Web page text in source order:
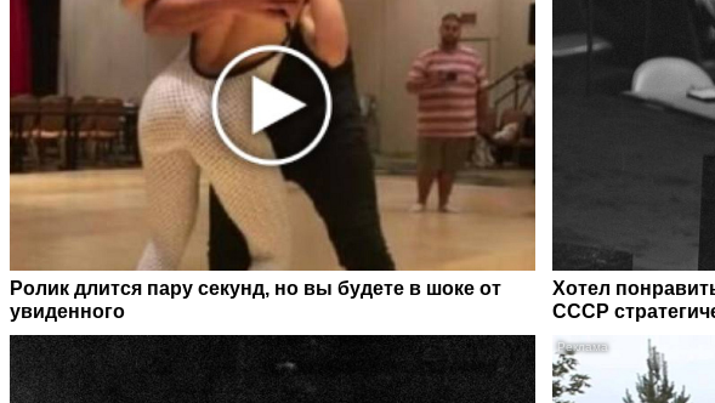
Ролик длится пару секунд, но вы будете в шоке от
увиденного
Хотел
СССР